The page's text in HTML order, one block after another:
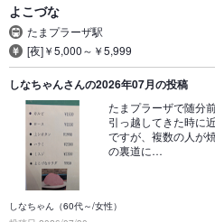
よこづな
たまプラーザ駅
[夜]￥5,000～￥5,999
しなちゃんさんの2026年07月の投稿
たまプラーザで随分
引っ越してきた時に
ですが、複数の人が
の裏道に…
しなちゃん（60代～/女性）